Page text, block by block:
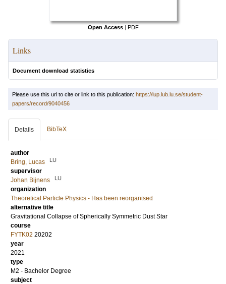
Open Access | PDF
Links
Document download statistics
Please use this url to cite or link to this publication: https://lup.lub.lu.se/student-
papers/record/9040456
Details BibTeX
author
Bring, Lucas
LU
supervisor
Johan Bijnens
LU
organization
Theoretical Particle Physics - Has been reorganised
alternative title
Gravitational Collapse of Spherically Symmetric Dust Star
course
FYTK02 20202
year
2021
type
M2 - Bachelor Degree
subject